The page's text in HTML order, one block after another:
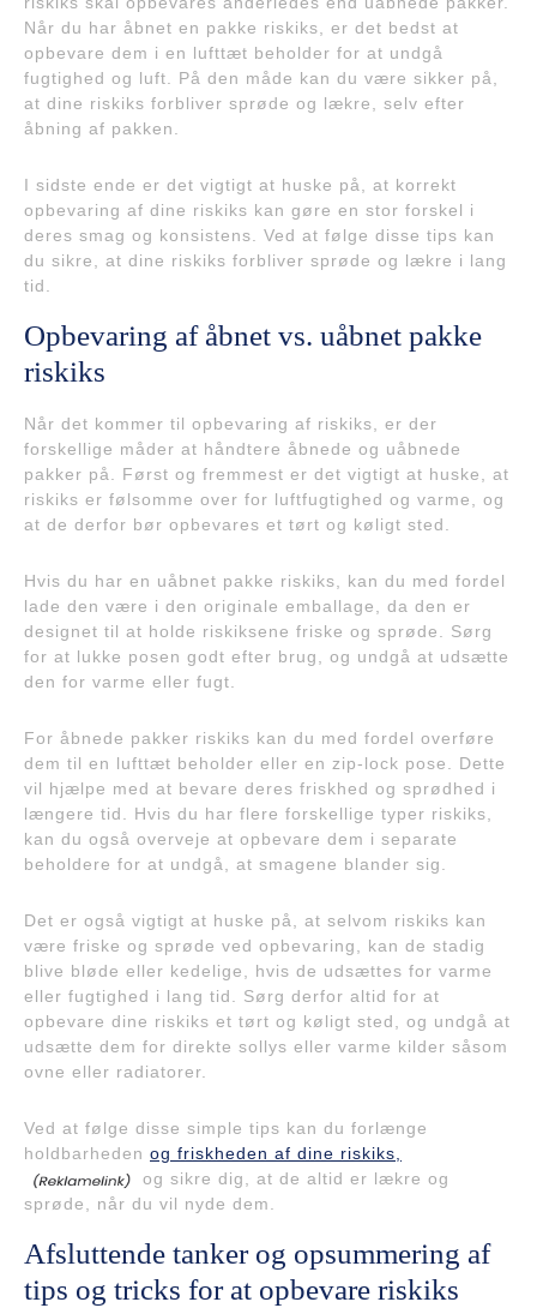
Når du har åbnet en pakke riskiks, er det bedst at
opbevare dem i en lufttæt beholder for at undgå
fugtighed og luft. På den måde kan du være sikker på,
at dine riskiks forbliver sprøde og lækre, selv efter
åbning af pakken.
I sidste ende er det vigtigt at huske på, at korrekt
opbevaring af dine riskiks kan gøre en stor forskel i
deres smag og konsistens. Ved at følge disse tips kan
du sikre, at dine riskiks forbliver sprøde og lækre i lang
tid.
Opbevaring af åbnet vs. uåbnet pakke
riskiks
Når det kommer til opbevaring af riskiks, er der
forskellige måder at håndtere åbnede og uåbnede
pakker på. Først og fremmest er det vigtigt at huske, at
riskiks er følsomme over for luftfugtighed og varme, og
at de derfor bør opbevares et tørt og køligt sted.
Hvis du har en uåbnet pakke riskiks, kan du med fordel
lade den være i den originale emballage, da den er
designet til at holde riskiksene friske og sprøde. Sørg
for at lukke posen godt efter brug, og undgå at udsætte
den for varme eller fugt.
For åbnede pakker riskiks kan du med fordel overføre
dem til en lufttæt beholder eller en zip-lock pose. Dette
vil hjælpe med at bevare deres friskhed og sprødhed i
længere tid. Hvis du har flere forskellige typer riskiks,
kan du også overveje at opbevare dem i separate
beholdere for at undgå, at smagene blander sig.
Det er også vigtigt at huske på, at selvom riskiks kan
være friske og sprøde ved opbevaring, kan de stadig
blive bløde eller kedelige, hvis de udsættes for varme
eller fugtighed i lang tid. Sørg derfor altid for at
opbevare dine riskiks et tørt og køligt sted, og undgå at
udsætte dem for direkte sollys eller varme kilder såsom
ovne eller radiatorer.
Ved at følge disse simple tips kan du forlænge
holdbarheden og friskheden af dine riskiks,
og sikre dig, at de altid er lækre og
sprøde, når du vil nyde dem.
Afsluttende tanker og opsummering af
tips og tricks for at opbevare riskiks